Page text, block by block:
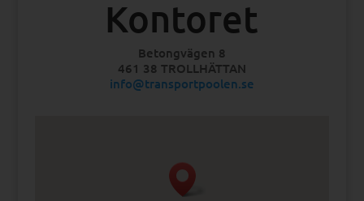
Kontoret
Betongvägen 8
461 38 TROLLHÄTTAN
info@transportpoolen.se